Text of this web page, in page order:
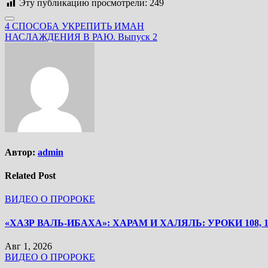
Эту публикацию просмотрели: 249
Навигация
по
4 СПОСОБА УКРЕПИТЬ ИМАН
НАСЛАЖДЕНИЯ В РАЮ. Выпуск 2
Автор: admin
Related Post
ВИДЕО О ПРОРОКЕ
«ХАЗР ВАЛЬ-ИБАХА»: ХАРАМ И ХАЛЯЛЬ: УРОКИ 108,
Авг 1, 2026
ВИДЕО О ПРОРОКЕ